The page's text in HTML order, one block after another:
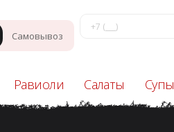
Самовывоз
Равиоли Салаты Супы